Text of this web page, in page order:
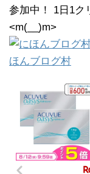
参加中！ 1日1ク
<m(__)m>
ほんブログ村